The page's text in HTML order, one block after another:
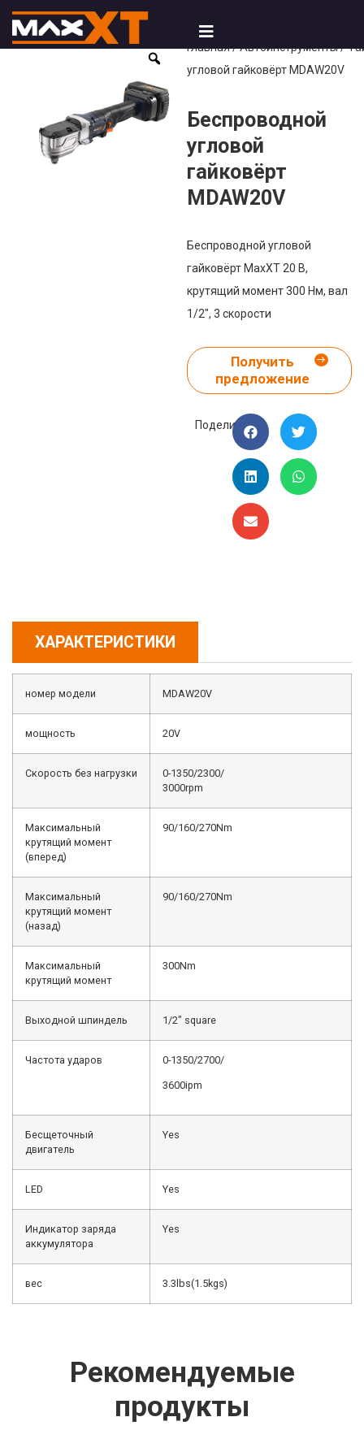
Главная/Автоинструменты/
угловой гайковёрт MDAW20V
Беспроводной
угловой
гайковёрт
MDAW20V
Беспроводной угловой
гайковёрт MaxXT 20 В,
крутящий момент 300 Нм, вал
1/2″, 3 скорости
Получить
предложение
Поделиться:
ХАРАКТЕРИСТИКИ
номер модели MDAW20V
мощность 20V
Скорость без нагрузки
0-1350/2300/
3000rpm
Максимальный
крутящий момент
(вперед)
90/160/270Nm
Максимальный
крутящий момент
(назад)
90/160/270Nm
Максимальный
крутящий момент
300Nm
Выходной шпиндель 1/2″ square
Частота ударов 0-1350/2700/
3600ipm
Бесщеточный
двигатель
Yes
LED Yes
Индикатор заряда
аккумулятора
Yes
вес 3.3lbs(1.5kgs)
Рекомендуемые
продукты